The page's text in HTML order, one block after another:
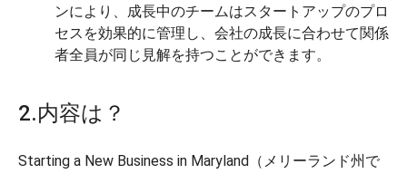
ンにより、成長中のチームはスタートアップのプロ
セスを効果的に管理し、会社の成長に合わせて関係
者全員が同じ見解を持つことができます。
2.内容は？
Starting a New Business in Maryland（メリーランド州で